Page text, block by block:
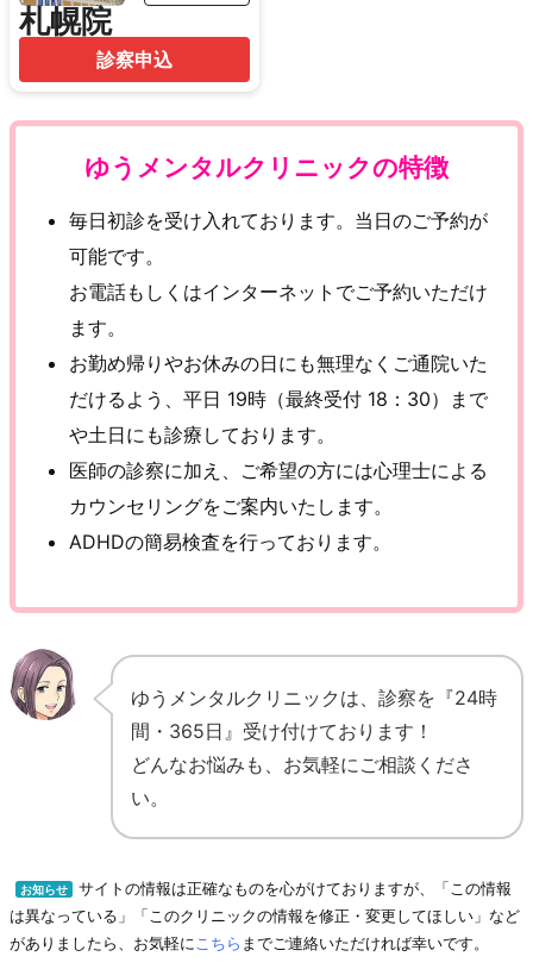
札幌院
診察申込
ゆうメンタルクリニックの特徴
毎日初診を受け入れております。当日のご予約が
可能です。
お電話もしくはインターネットでご予約いただけ
ます。
お勤め帰りやお休みの日にも無理なくご通院いた
だけるよう、平日 19時（最終受付 18：30）まで
や土日にも診療しております。
医師の診察に加え、ご希望の方には心理士による
カウンセリングをご案内いたします。
ADHDの簡易検査を行っております。
ゆうメンタルクリニックは、診察を『24時
間・365日』受け付けております！
どんなお悩みも、お気軽にご相談くださ
い。
お知らせ
サイトの情報は正確なものを心がけておりますが、「この情報
は異なっている」「このクリニックの情報を修正・変更してほしい」など
がありましたら、お気軽に こちら までご連絡いただければ幸いです。